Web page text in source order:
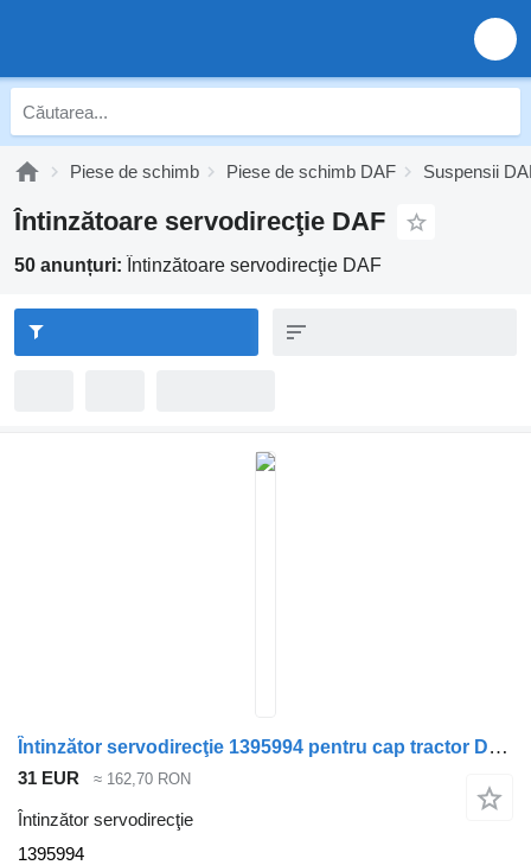
Piese de schimb Piese de schimb DAF Suspensii
Întinzătoare servodirecţie DAF
50 anunțuri: Întinzătoare servodirecţie DAF
Întinzător servodirecţie 1395994 pentru cap tractor DAF XF105
31 EUR ≈ 162,70 RON
Întinzător servodirecţie
1395994